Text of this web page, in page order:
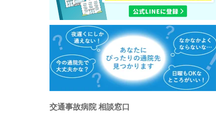
交通事故病院 相談窓口